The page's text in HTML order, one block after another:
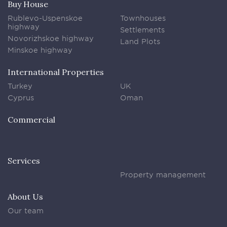
Buy House
Rublevo-Uspenskoe
highway
Novorizhskoe highway
Minskoe highway
Townhouses
Settlements
Land Plots
International Properties
Turkey
Cyprus
UK
Oman
Commercial
Services
Property management
About Us
Our team